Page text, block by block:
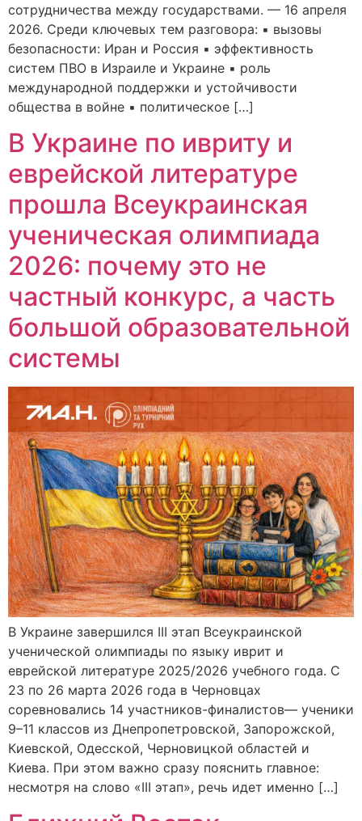
сотрудничества между государствами. — 16 апреля
2026. Среди ключевых тем разговора: ▪️ вызовы
безопасности: Иран и Россия ▪️ эффективность
систем ПВО в Израиле и Украине ▪️ роль
международной поддержки и устойчивости
общества в войне ▪️ политическое […]
В Украине по ивриту и
еврейской литературе
прошла Всеукраинская
ученическая олимпиада
2026: почему это не
частный конкурс, а часть
большой образовательной
системы
В Украине завершился III этап Всеукраинской
ученической олимпиады по языку иврит и
еврейской литературе 2025/2026 учебного года. С
23 по 26 марта 2026 года в Черновцах
соревновались 14 участников-финалистов— ученики
9–11 классов из Днепропетровской, Запорожской,
Киевской, Одесской, Черновицкой областей и
Киева. При этом важно сразу пояснить главное:
несмотря на слово «III этап», речь идет именно […]